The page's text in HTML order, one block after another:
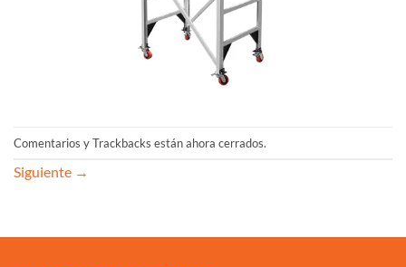
Comentarios y Trackbacks están ahora cerrados.
Siguiente →